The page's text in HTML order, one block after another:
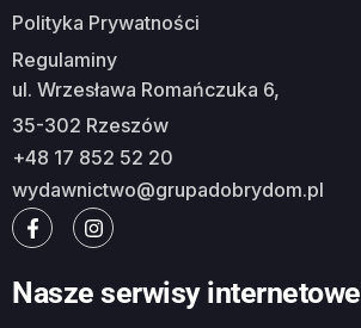
Polityka Prywatności
Regulaminy
ul. Wrzesława Romańczuka 6,
35-302 Rzeszów
+48 17 852 52 20
wydawnictwo@grupadobrydom.pl
Nasze serwisy internetowe